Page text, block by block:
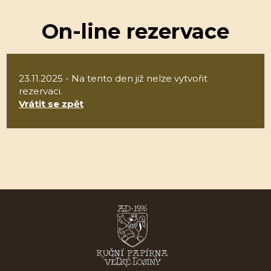
On-line rezervace
23.11.2025 - Na tento den již nelze vytvořit
rezervaci.
Vrátit se zpět